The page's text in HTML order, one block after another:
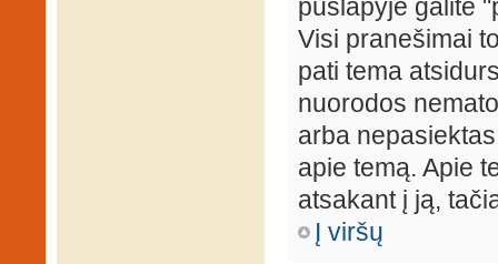
puslapyje galite
Visi pranešimai
pati tema
nuorodos
arba
apie temą. Apie
atsakant į ją,
Į viršų